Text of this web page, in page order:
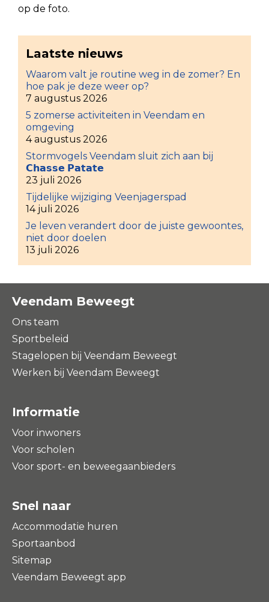
op de foto.
Laatste nieuws
Waarom valt je routine weg in de zomer? En
hoe pak je deze weer op?
7 augustus 2026
5 zomerse activiteiten in Veendam en
omgeving
4 augustus 2026
Stormvogels Veendam sluit zich aan bij
𝗖𝗵𝗮𝘀𝘀𝗲 𝗣𝗮𝘁𝗮𝘁𝗲
23 juli 2026
Tijdelijke wijziging Veenjagerspad
14 juli 2026
Je leven verandert door de juiste gewoontes,
niet door doelen
13 juli 2026
Veendam Beweegt
Ons team
Sportbeleid
Stagelopen bij Veendam Beweegt
Werken bij Veendam Beweegt
Informatie
Voor inwoners
Voor scholen
Voor sport- en beweegaanbieders
Snel naar
Accommodatie huren
Sportaanbod
Sitemap
Veendam Beweegt app